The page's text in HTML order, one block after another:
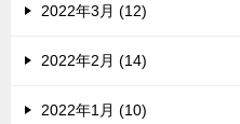
2022年3月 (12)
2022年2月 (14)
2022年1月 (10)